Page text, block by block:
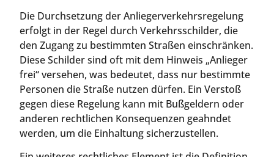
Die Durchsetzung der Anliegerverkehrsregelung
erfolgt in der Regel durch Verkehrsschilder, die
den Zugang zu bestimmten Straßen einschränken.
Diese Schilder sind oft mit dem Hinweis „Anlieger
frei“ versehen, was bedeutet, dass nur bestimmte
Personen die Straße nutzen dürfen. Ein Verstoß
gegen diese Regelung kann mit Bußgeldern oder
anderen rechtlichen Konsequenzen geahndet
werden, um die Einhaltung sicherzustellen.